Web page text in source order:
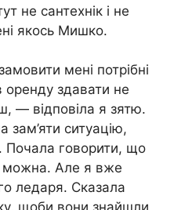
не сантехнік і не
якось Мишко.
мені потрібні
оренду здавати не
— відповіла я зятю.
зам’яти ситуацію,
Почала говорити, що
можна. Але я вже
ледаря. Сказала